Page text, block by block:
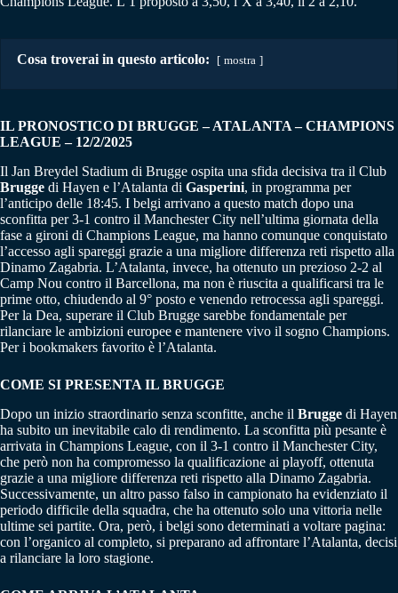
Cosa troverai in questo articolo: mostra
IL PRONOSTICO DI BRUGGE – ATALANTA – CHAMPIONS
LEAGUE – 12/2/2025
Il Jan Breydel Stadium di Brugge ospita una sfida decisiva tra il Club
Brugge di Hayen e l’Atalanta di Gasperini, in programma per
l’anticipo delle 18:45. I belgi arrivano a questo match dopo una
sconfitta per 3-1 contro il Manchester City nell’ultima giornata della
fase a gironi di Champions League, ma hanno comunque conquistato
l’accesso agli spareggi grazie a una migliore differenza reti rispetto alla
Dinamo Zagabria. L’Atalanta, invece, ha ottenuto un prezioso 2-2 al
Camp Nou contro il Barcellona, ma non è riuscita a qualificarsi tra le
prime otto, chiudendo al 9° posto e venendo retrocessa agli spareggi.
Per la Dea, superare il Club Brugge sarebbe fondamentale per
rilanciare le ambizioni europee e mantenere vivo il sogno Champions.
Per i bookmakers favorito è l’Atalanta.
COME SI PRESENTA IL BRUGGE
Dopo un inizio straordinario senza sconfitte, anche il Brugge di Hayen
ha subito un inevitabile calo di rendimento. La sconfitta più pesante è
arrivata in Champions League, con il 3-1 contro il Manchester City,
che però non ha compromesso la qualificazione ai playoff, ottenuta
grazie a una migliore differenza reti rispetto alla Dinamo Zagabria.
Successivamente, un altro passo falso in campionato ha evidenziato il
periodo difficile della squadra, che ha ottenuto solo una vittoria nelle
ultime sei partite. Ora, però, i belgi sono determinati a voltare pagina:
con l’organico al completo, si preparano ad affrontare l’Atalanta, decisi
a rilanciare la loro stagione.